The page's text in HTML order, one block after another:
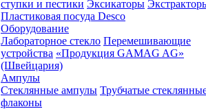
ступки и пестики Эксикаторы
Пластиковая посуда Desco
Оборудование
Лабораторное стекло Перемешивающие
устройства «Продукция GAMAG AG»
(Швейцария)
Ампулы
Стеклянные ампулы Трубчатые
флаконы